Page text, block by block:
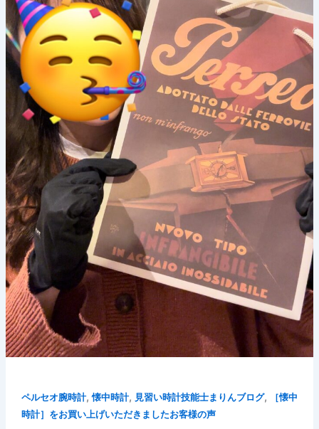
ペルセオ腕時計,懐中時計, 見習い時計技能士まりんブログ,
［懐中
時計］をお買い上げいただきましたお客様の声